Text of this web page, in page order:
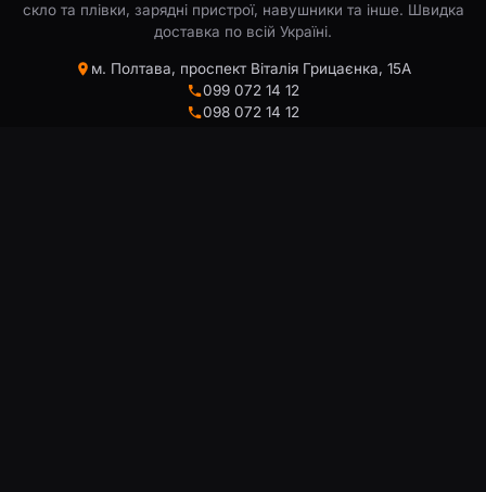
скло та плівки, зарядні пристрої, навушники та інше. Швидка
доставка по всій Україні.
м. Полтава, проспект Віталія Грицаєнка, 15А
099 072 14 12
098 072 14 12